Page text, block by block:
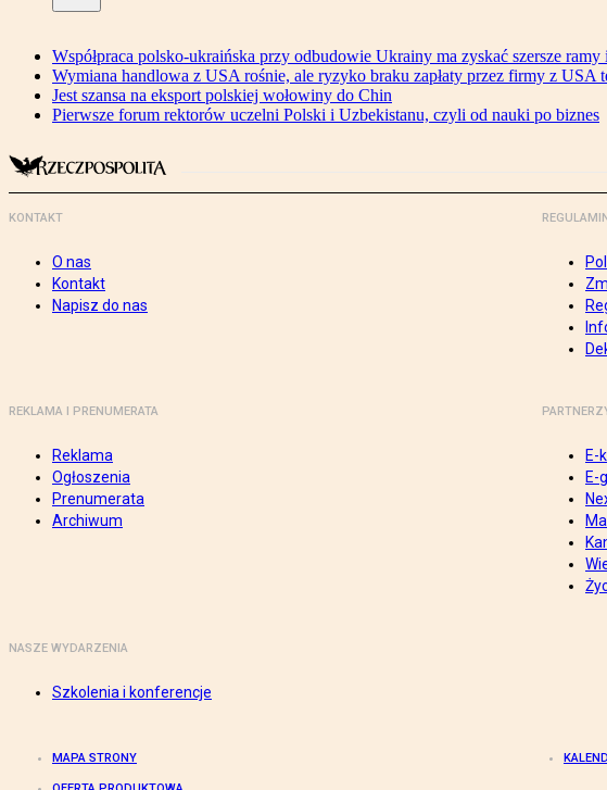
Współpraca polsko-ukraińska przy odbudowie Ukrainy ma zyskać szersze ramy
Wymiana handlowa z USA rośnie, ale ryzyko braku zapłaty przez firmy z USA
Jest szansa na eksport polskiej wołowiny do Chin
Pierwsze forum rektorów uczelni Polski i Uzbekistanu, czyli od nauki po biznes
KONTAKT
O nas
Kontakt
Napisz do nas
REGULAMIN
REKLAMA I PRENUMERATA
Reklama
Ogłoszenia
Prenumerata
Archiwum
E-
E-
NASZE WYDARZENIA
Szkolenia i konferencje
MAPA STRONY